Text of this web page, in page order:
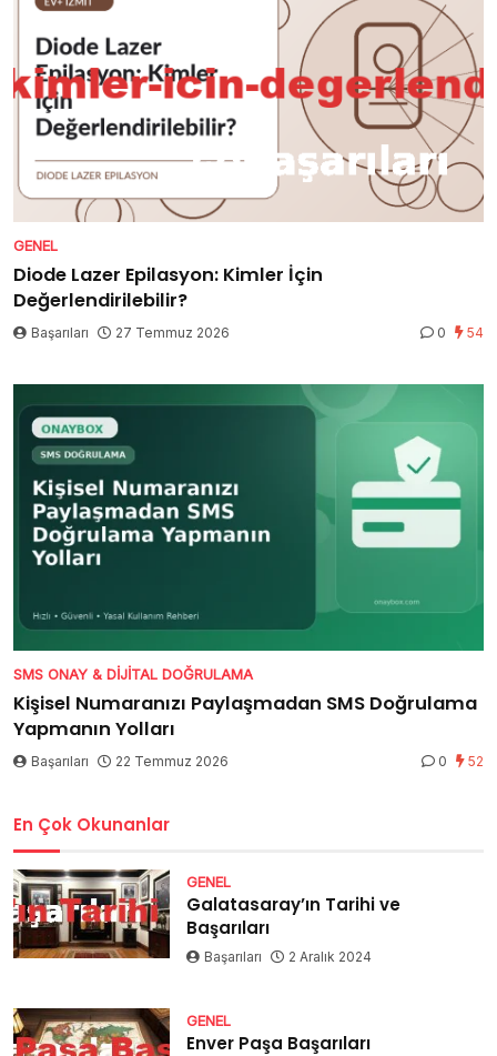
GENEL
Diode Lazer Epilasyon: Kimler İçin
Değerlendirilebilir?
Başarıları 27 Temmuz 2026 0 54
SMS ONAY & DIJITAL DOĞRULAMA
Kişisel Numaranızı Paylaşmadan SMS Doğrulama
Yapmanın Yolları
Başarıları 22 Temmuz 2026 0 52
En Çok Okunanlar
GENEL
Galatasaray’ın Tarihi ve
Başarıları
Başarıları 2 Aralık 2024
GENEL
Enver Paşa Başarıları